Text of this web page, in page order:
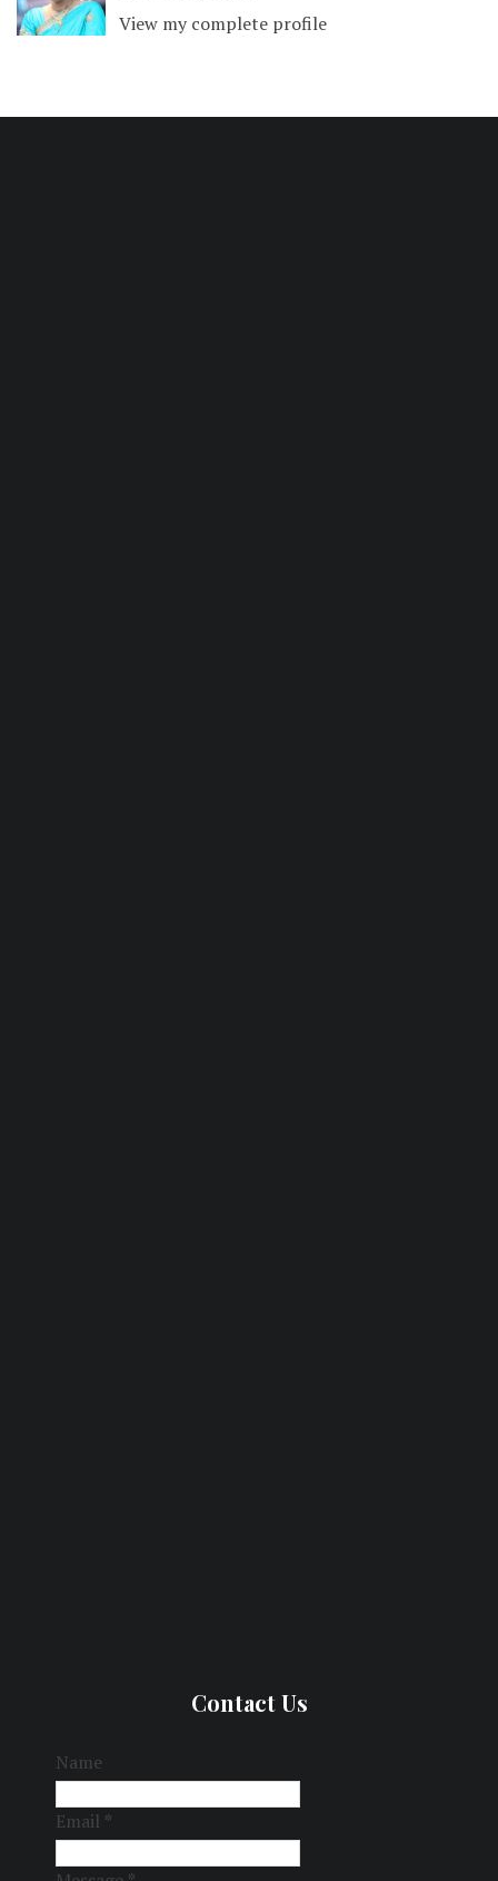
View my complete profile
Contact Us
Name
Email *